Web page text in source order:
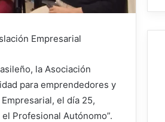
Empresarial
la Asociación
para emprendedores y
el día 25,
Profesional Autónomo”.